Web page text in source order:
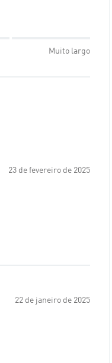
Muito largo
23 de fevereiro de 2025
22 de janeiro de 2025